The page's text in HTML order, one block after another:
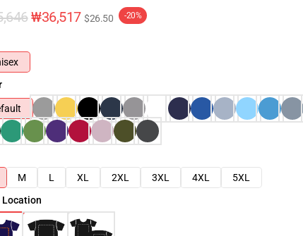
₩36,517 $26.50 -20%
M L XL 2XL 3XL 4XL
5XL
Location